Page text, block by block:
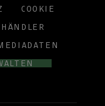
COOKIE
HÄNDLER